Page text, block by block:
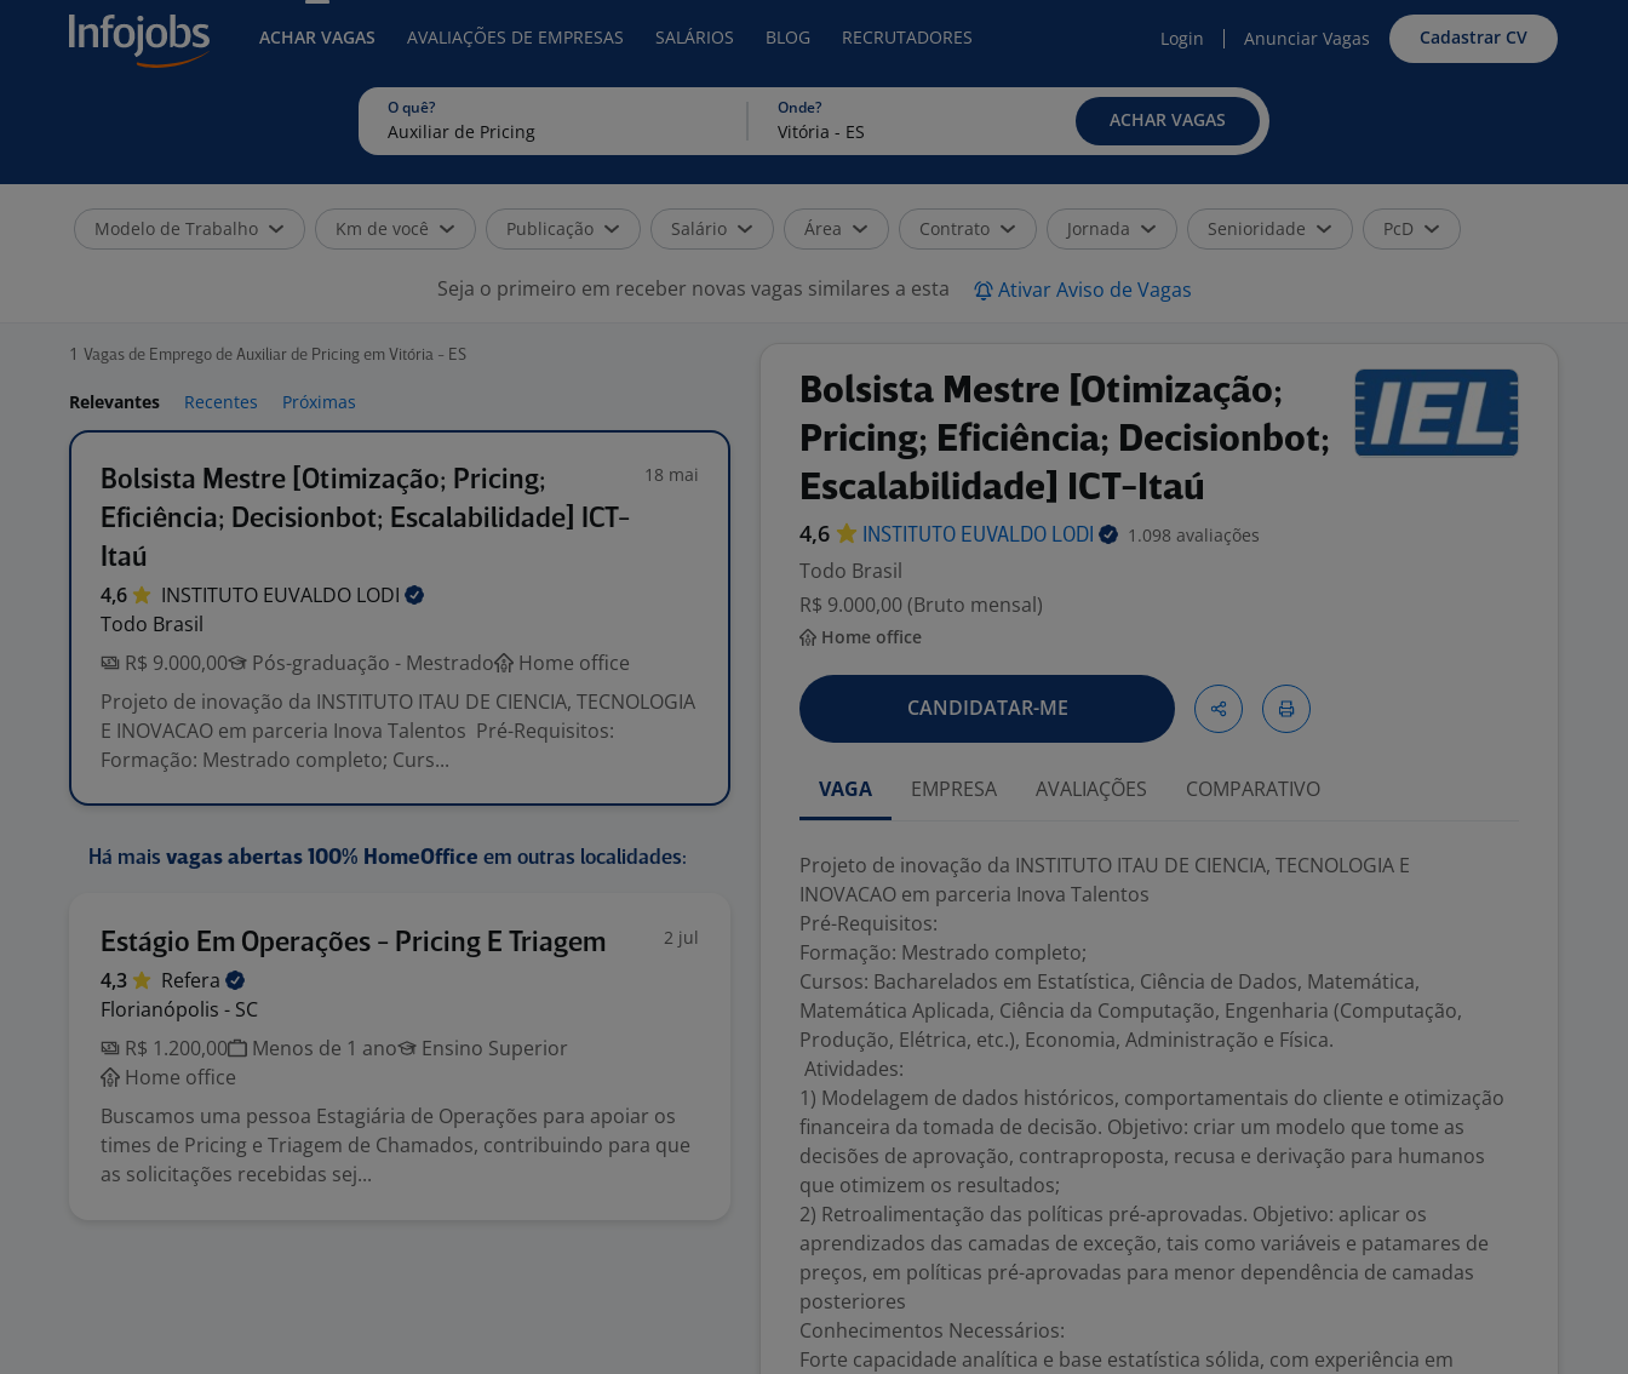
ACHAR VAGAS AVALIAÇÕES DE EMPRESAS SALÁRIOS BLOG RECRUTADORES Login Anunciar Vagas Cadastrar CV
O quê? Onde?
ACHAR VAGAS
Modelo de Trabalho Km de você Publicação Salário Área Contrato Jornada Senioridade PcD
Seja o primeiro em receber novas vagas similares a esta Ativar Aviso de Vagas
1 Vagas de Emprego de Auxiliar de Pricing em Vitória - ES
Relevantes Recentes Próximas
Bolsista Mestre [Otimização; Pricing;
Eficiência; Decisionbot; Escalabilidade] ICT-
Itaú
18 mai
4,6 INSTITUTO EUVALDO LODI
Todo Brasil
R$ 9.000,00
Pós-graduação - Mestrado
Home office
Projeto de inovação da INSTITUTO ITAU DE CIENCIA, TECNOLOGIA
E INOVACAO em parceria Inova Talentos Pré-Requisitos:
Formação: Mestrado completo; Curs...
Há mais vagas abertas 100% HomeOffice em outras localidades:
Estágio Em Operações - Pricing E Triagem 2 jul
4,3
Refera
Florianópolis - SC
R$ 1.200,00
Menos de 1 ano
Ensino Superior
Home office
Buscamos uma pessoa Estagiária de Operações para apoiar os
times de Pricing e Triagem de Chamados, contribuindo para que
as solicitações recebidas sej...
Bolsista Mestre [Otimização;
Pricing; Eficiência; Decisionbot;
Escalabilidade] ICT-Itaú
4,6 INSTITUTO EUVALDO LODI 1.098 avaliações
Todo Brasil
R$ 9.000,00 (Bruto mensal)
Home office
CANDIDATAR-ME
VAGA EMPRESA AVALIAÇÕES COMPARATIVO
Projeto de inovação da INSTITUTO ITAU DE CIENCIA, TECNOLOGIA E
INOVACAO em parceria Inova Talentos
Pré-Requisitos:
Formação: Mestrado completo;
Cursos: Bacharelados em Estatística, Ciência de Dados, Matemática,
Matemática Aplicada, Ciência da Computação, Engenharia (Computação,
Produção, Elétrica, etc.), Economia, Administração e Física.
Atividades:
1) Modelagem de dados históricos, comportamentais do cliente e otimização
financeira da tomada de decisão. Objetivo: criar um modelo que tome as
decisões de aprovação, contraproposta, recusa e derivação para humanos
que otimizem os resultados;
2) Retroalimentação das políticas pré-aprovadas. Objetivo: aplicar os
aprendizados das camadas de exceção, tais como variáveis e patamares de
preços, em políticas pré-aprovadas para menor dependência de camadas
posteriores
Conhecimentos Necessários:
Forte capacidade analítica e base estatística sólida, com experiência em